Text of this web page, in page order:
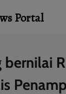
Portal